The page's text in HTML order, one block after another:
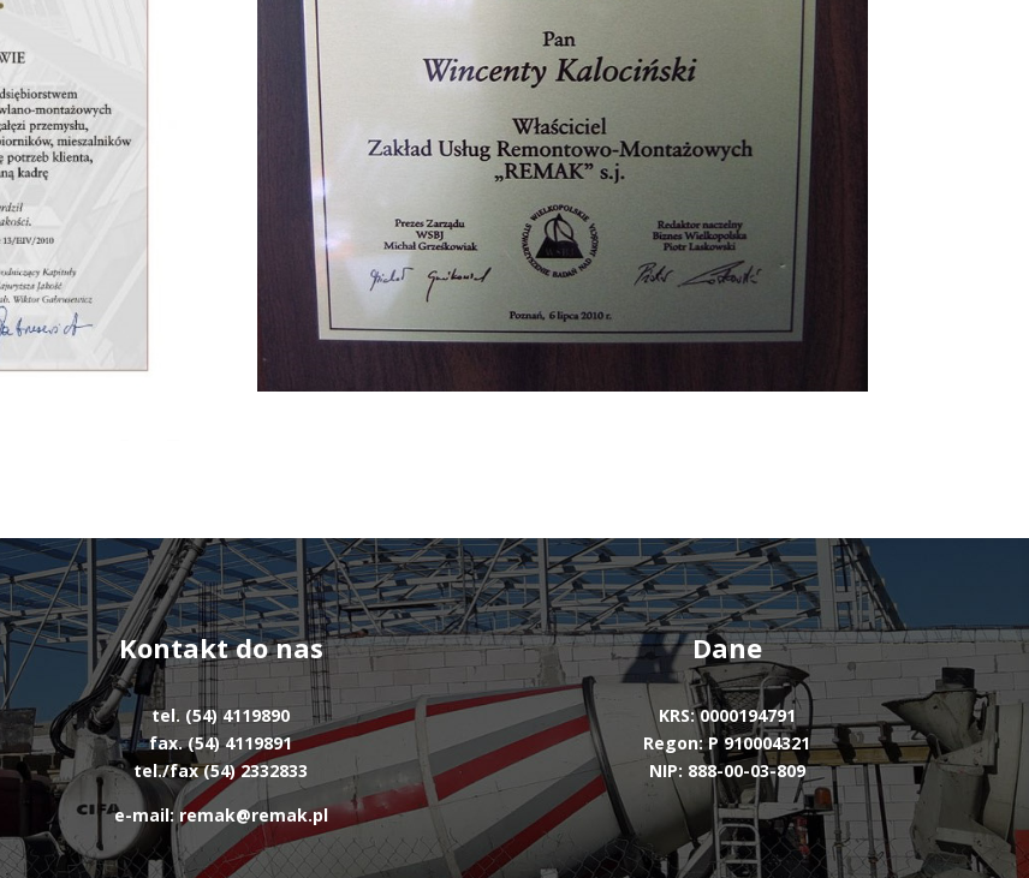
Kontakt do nas
tel. (54) 4119890
fax. (54) 4119891
tel./fax (54) 2332833
e-mail: remak@remak.pl
Dane
KRS: 0000194791
Regon: P 910004321
NIP: 888-00-03-809